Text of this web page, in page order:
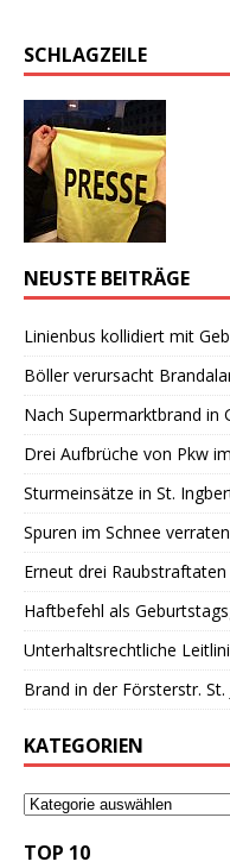
SCHLAGZEILE
NEUSTE BEITRÄGE
Linienbus kollidiert mit
Böller verursacht
Nach Supermarktbrand in
Drei Aufbrüche von Pkw
Sturmeinsätze in St.
Spuren im Schnee
Erneut drei
Haftbefehl als
Unterhaltsrechtliche
Brand in der Försterstr. St.
KATEGORIEN
TOP 10